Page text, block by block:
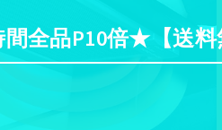
全品P10倍★【送